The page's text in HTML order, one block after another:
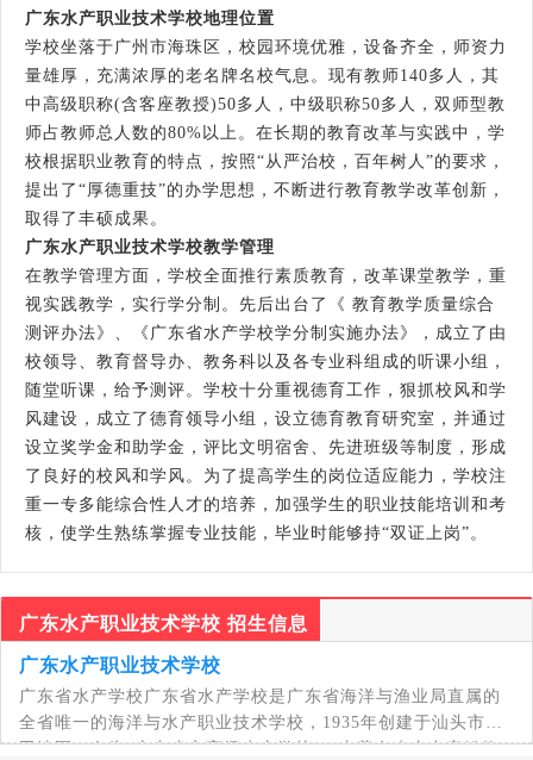
广东水产职业技术学校地理位置
学校坐落于广州市海珠区，校园环境优雅，设备齐全，师资力
量雄厚，充满浓厚的老名牌名校气息。现有教师140多人，其
中高级职称(含客座教授)50多人，中级职称50多人，双师型教
师占教师总人数的80%以上。在长期的教育改革与实践中，学
校根据职业教育的特点，按照“从严治校，百年树人”的要求，
提出了“厚德重技”的办学思想，不断进行教育教学改革创新，
取得了丰硕成果。
广东水产职业技术学校教学管理
在教学管理方面，学校全面推行素质教育，改革课堂教学，重
视实践教学，实行学分制。先后出台了《 教育教学质量综合
测评办法》、《广东省水产学校学分制实施办法》，成立了由
校领导、教育督导办、教务科以及各专业科组成的听课小组，
随堂听课，给予测评。学校十分重视德育工作，狠抓校风和学
风建设，成立了德育领导小组，设立德育教育研究室，并通过
设立奖学金和助学金，评比文明宿舍、先进班级等制度，形成
了良好的校风和学风。为了提高学生的岗位适应能力，学校注
重一专多能综合性人才的培养，加强学生的职业技能培训和考
核，使学生熟练掌握专业技能，毕业时能够持“双证上岗”。
广东水产职业技术学校 招生信息
广东水产职业技术学校
广东省水产学校广东省水产学校是广东省海洋与渔业局直属的
全省唯一的海洋与水产职业技术学校，1935年创建于汕头市蜈
田地区，名为“广东省立高级水产学校”，由著名水产专家姚焕